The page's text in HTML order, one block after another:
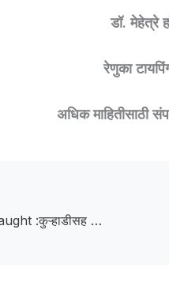
डॉ. मेहेत्रे
रेणुका
अधिक माहितीसाठी
Teak smuggler caught :कुऱ्हाडीसह पकडला सागवान तस्कर; घरझडतीत उघड झाला वनमालाचा मोठा साठा